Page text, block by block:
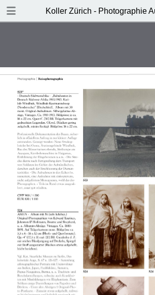
Koller Zürich - Photographie
DOWNLOAD